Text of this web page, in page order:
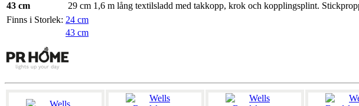
43 cm
29 cm 1,6 m lång textilsladd med takkopp, krok och kopplingsplint.
Finns i Storlek: 24 cm
43 cm